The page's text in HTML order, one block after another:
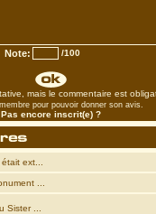
Note: /100
mais le commentaire est
pour pouvoir donner son avis.
Pas encore inscrit(e) ?
ext...
...
Sister ...